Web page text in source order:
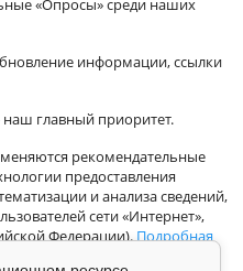
«Опросы» среди наших
информации, ссылки
наш главный приоритет.
рекомендательные
предоставления
и анализа сведений,
сети «Интернет»,
Федерации).Подробная